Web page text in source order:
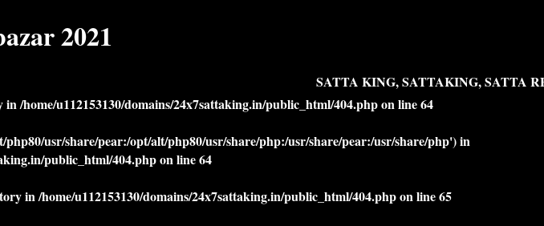
2021
SATTA KING, SATTAKING, SATTA
in/home/u112153130/domains/24x7sattaking.in/public_html/404.phpon line64
usr/share/pear:/opt/alt/php80/usr/share/php:/usr/share/pear:/usr/share/php') in
public_html/404.phpon line64
in/home/u112153130/domains/24x7sattaking.in/public_html/404.phpon line65